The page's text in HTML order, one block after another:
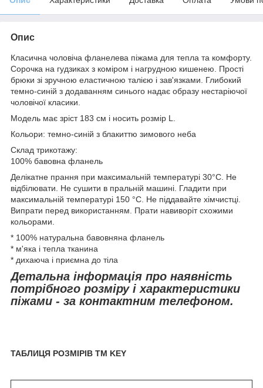
Опис
Класична чоловіча фланелева піжама для тепла та комфорту.
Сорочка на гудзиках з коміром і нагрудною кишенею. Прості
брюки зі зручною еластичною талією і зав'язками. Глибокий
темно-синій з додаванням синього надає образу нестаріючої
чоловічої класики.
Модель має зріст 183 см і носить розмір L.
Кольори: темно-синій з блакиттю зимового неба
Склад трикотажу:
100% бавовна фланель
Делікатне прання при максимальній температурі 30°C. Не
відбілювати. Не сушити в пральній машині. Гладити при
максимальній температурі 150 °C. Не піддавайте хімчистці.
Випрати перед використанням. Прати навиворіт схожими
кольорами.
* 100% натуральна бавовняна фланель
* м'яка і тепла тканина
* дихаюча і приємна до тіла
Детальна інформація про наявність
потрібного розміру і характеристики
піжами - за контактним телефоном.
ТАБЛИЦЯ РОЗМІРІВ TM KEY